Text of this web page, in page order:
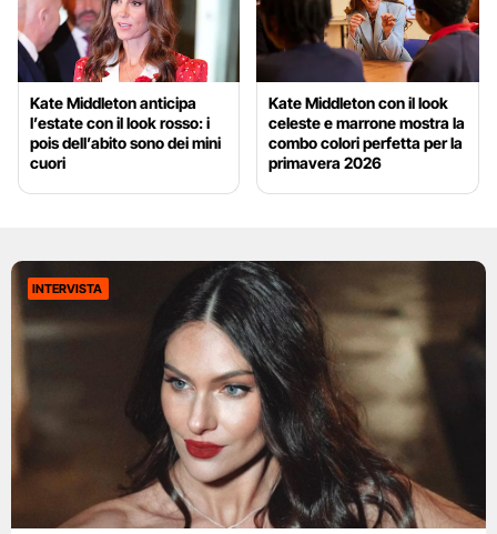
Kate Middleton anticipa
l’estate con il look rosso: i
pois dell’abito sono dei mini
cuori
Kate Middleton con il look
celeste e marrone mostra la
combo colori perfetta per la
primavera 2026
INTERVISTA